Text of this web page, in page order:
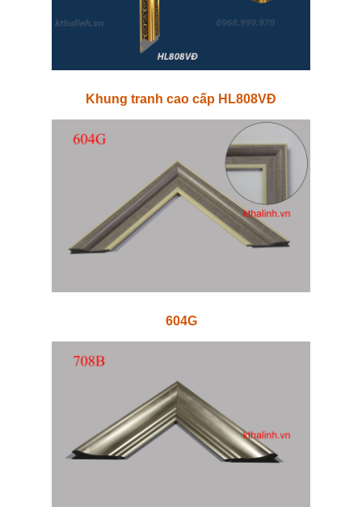
Khung tranh cao cấp HL808VĐ
604G